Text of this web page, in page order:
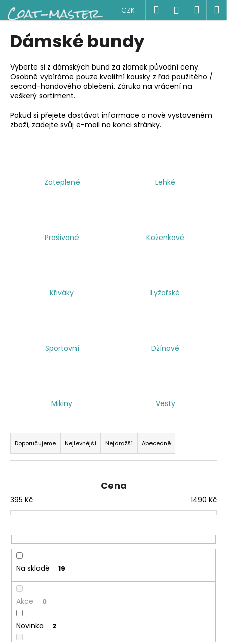
Přejít
na
obsah
CZK Hledat
Dámské bundy
Vyberte si z dámských bund za zlomek původní ceny.
Osobně vybíráme pouze kvalitní kousky z řad použitého /
second-handového oblečení. Záruka na vrácení na
veškerý sortiment.
Pokud si přejete dostávat informace o nově vystaveném
zboží, zadejte svůj e-mail na konci stránky.
Zateplené Lehké
Prošívané Koženkové
Křiváky Lyžařské
Sportovní Džínové
Mikiny Vesty
Ř
a
z
í
p
o
d
u
k
ů
Doporučujeme Nejlevnější Nejdražší Abecedně
Cena
395 Kč 1490 Kč
Na skladě 19
Akce 0
Novinka 2
o
o
p
o
t
ř